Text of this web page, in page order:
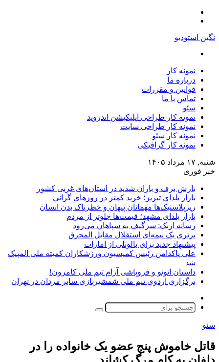
نگین استودیو
نمونه کار
درباره ما
قوانین و مقررات
تماس با ما
سئو
نمونه کار طراحی اپلیکیشن اندروید
نمونه کار طراحی سایت
نمونه کار سئو
نمونه کار گرافیکی
شنبه, ۱۷ مرداد ۱۴۰۵
خبر فوری
بارش برف و باران شدید در استان‌های غربی کشور
بازار یلدای تبریز؛ خرید کمتر در روزهای گرانی
ریزپلاستیک‌ها مهمانان پنهان و خطرناک بدن انسان
بازار یلدای مشهد؛ قیمت‌ها جلوتر از مردم
رسانه ازبک: سرگیف به سپاهان می‌رود
برتری یک نیمه‌ای استقلال مقابل المحرق
پیشنهاد جدید برای بالوتلی از امارات
علی پاکدامن رئیس کمیسیون ورزشکاران کمیته ملی المپیک
شد
داستان اتوئو و فروپاشی آرام تیم ملی کامرون!
برگزاری اردوی تیم ملی شمشیربازی سابر مردان در تهران
پوسته
جستجو
سئو
قاتل خاموش پنج عضو یک خانواده را در